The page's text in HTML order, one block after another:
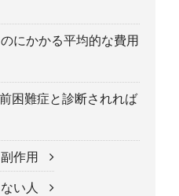
にかかる平均的な費用
困難症と診断されれば
作用
い人